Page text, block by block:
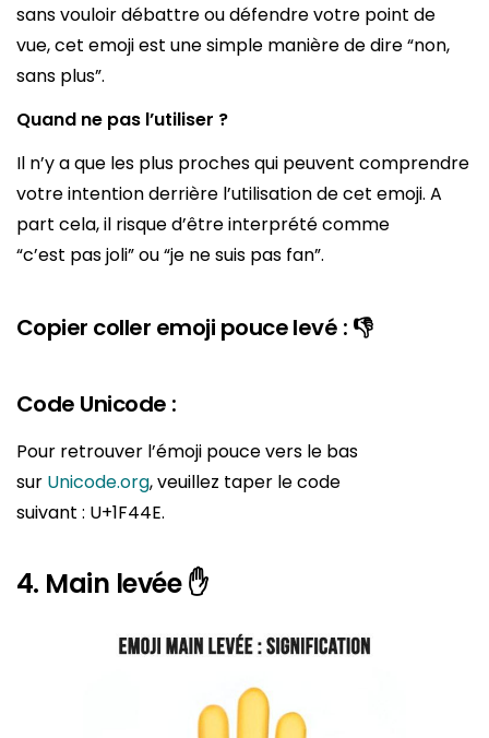
sans vouloir débattre ou défendre votre point de
vue, cet emoji est une simple manière de dire “non,
sans plus”.
Quand ne pas l’utiliser ?
Il n’y a que les plus proches qui peuvent comprendre
votre intention derrière l’utilisation de cet emoji. A
part cela, il risque d’être interprété comme
“c’est pas joli” ou “je ne suis pas fan”.
Copier coller emoji pouce levé : 👎
Code Unicode :
Pour retrouver l’émoji pouce vers le bas
sur Unicode.org, veuillez taper le code
suivant : U+1F44E.
4. Main levée ✋